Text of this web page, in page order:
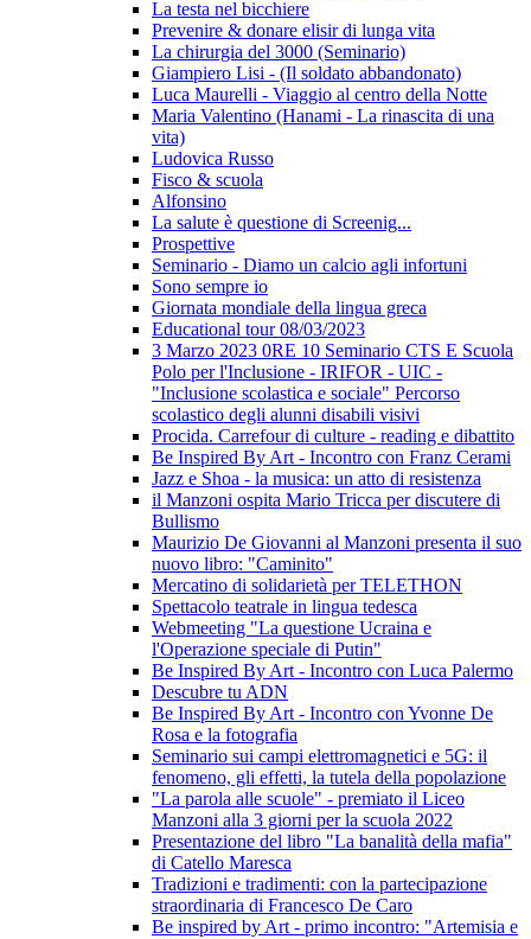
La testa nel bicchiere
Prevenire & donare elisir di lunga vita
La chirurgia del 3000 (Seminario)
Giampiero Lisi - (Il soldato abbandonato)
Luca Maurelli - Viaggio al centro della Notte
Maria Valentino (Hanami - La rinascita di una
vita)
Ludovica Russo
Fisco & scuola
Alfonsino
La salute è questione di Screenig...
Prospettive
Seminario - Diamo un calcio agli infortuni
Sono sempre io
Giornata mondiale della lingua greca
Educational tour 08/03/2023
3 Marzo 2023 0RE 10 Seminario CTS E Scuola
Polo per l'Inclusione - IRIFOR - UIC -
"Inclusione scolastica e sociale" Percorso
scolastico degli alunni disabili visivi
Procida. Carrefour di culture - reading e dibattito
Be Inspired By Art - Incontro con Franz Cerami
Jazz e Shoa - la musica: un atto di resistenza
il Manzoni ospita Mario Tricca per discutere di
Bullismo
Maurizio De Giovanni al Manzoni presenta il suo
nuovo libro: "Caminito"
Mercatino di solidarietà per TELETHON
Spettacolo teatrale in lingua tedesca
Webmeeting "La questione Ucraina e
l'Operazione speciale di Putin"
Be Inspired By Art - Incontro con Luca Palermo
Descubre tu ADN
Be Inspired By Art - Incontro con Yvonne De
Rosa e la fotografia
Seminario sui campi elettromagnetici e 5G: il
fenomeno, gli effetti, la tutela della popolazione
"La parola alle scuole" - premiato il Liceo
Manzoni alla 3 giorni per la scuola 2022
Presentazione del libro "La banalità della mafia"
di Catello Maresca
Tradizioni e tradimenti: con la partecipazione
straordinaria di Francesco De Caro
Be inspired by Art - primo incontro: "Artemisia e